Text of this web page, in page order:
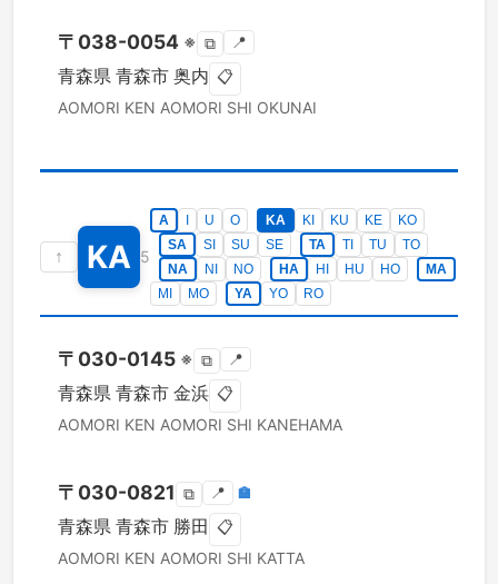
〒 038-0054 ※ ⧉ 📍
青森県 青森市 奥内 📋
AOMORI KEN AOMORI SHI OKUNAI
↑ KA 5
A U O KA KI KU KE
KO
SA
SI SU SE TA TI TU
TO
NA
NI NO HA HI HU HO
MA
MI
MO YA YO RO
〒 030-0145 ※ ⧉ 📍
青森県 青森市 金浜 📋
AOMORI KEN AOMORI SHI KANEHAMA
〒 030-0821 ⧉ 📍 🏣
青森県 青森市 勝田 📋
AOMORI KEN AOMORI SHI KATTA